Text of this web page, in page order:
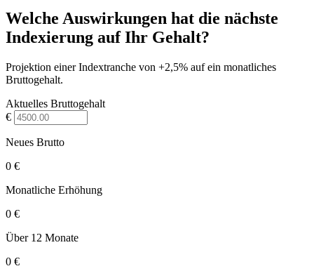
Welche Auswirkungen hat die nächste
Indexierung auf Ihr Gehalt?
Projektion einer Indextranche von +2,5% auf ein monatliches
Bruttogehalt.
Aktuelles Bruttogehalt
€
Neues Brutto
0 €
Monatliche Erhöhung
0 €
Über 12 Monate
0 €